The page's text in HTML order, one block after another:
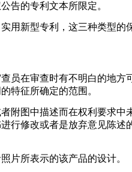
告的专利文本所限定。
新型专利，这三种类型的
在审查时有不明白的地方
特征所确定的范围。
图中描述而在权利要求中
行修改或者是放弃意见陈述
所表示的该产品的设计。